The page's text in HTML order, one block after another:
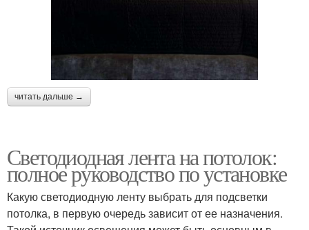
читать дальше →
Светодиодная лента на потолок:
полное руководство по установке
Какую светодиодную ленту выбрать для подсветки
потолка, в первую очередь зависит от ее назначения.